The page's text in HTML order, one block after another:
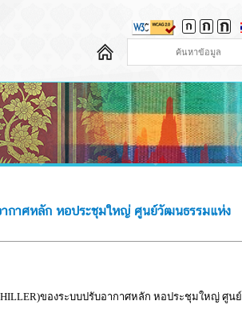
ากาศหลัก หอประชุมใหญ่ ศูนย์วัฒนธรรมแห่ง
ของระบบปรับอากาศหลัก หอประชุมใหญ่ ศูนย์